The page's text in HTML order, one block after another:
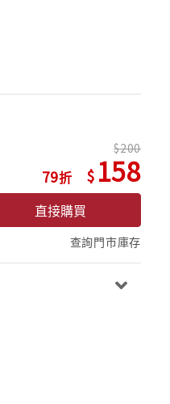
79
200
158
直接購買
查詢門市庫存